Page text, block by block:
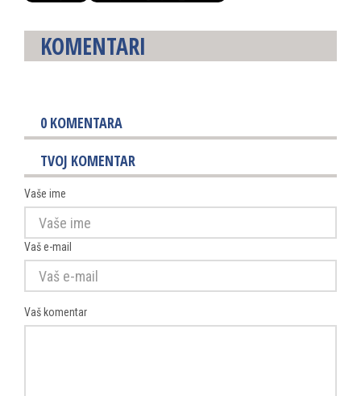
KOMENTARI
0 KOMENTARA
TVOJ KOMENTAR
Vaše ime
Vaš e-mail
Vaš komentar